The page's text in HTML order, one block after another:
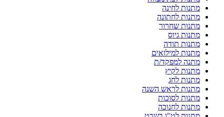
מתנות לחינה
מתנות לחתונה
מתנות שחרור
מתנות גיוס
מתנות תודה
מתנות למילואים
מתנה למפקד/ת
מתנות לקיץ
מתנות לחג
מתנות לראש השנה
מתנות לסוכות
מתנות לחנוכה